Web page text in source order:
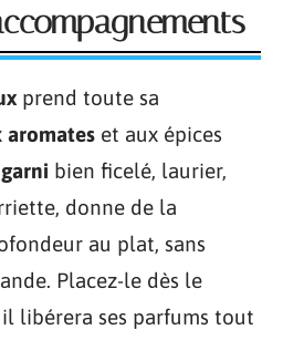
prend toute sa
aromates et aux épices
bien ficelé, laurier,
donne de la
au plat, sans
Placez-le dès le
libérera ses parfums tout